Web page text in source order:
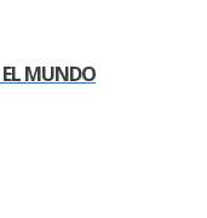
MUNDO